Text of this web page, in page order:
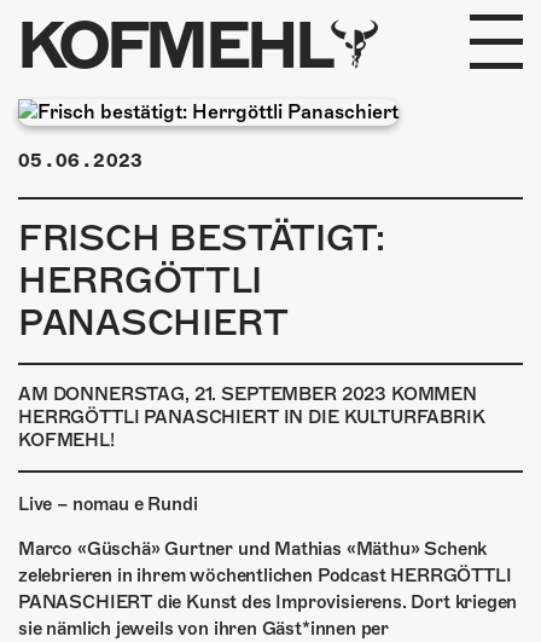
KOFMEHL
PROGRAMM
FABRIKGEFLÜSTER
GALERIE
FOTOGALERIE
PHOTOMAT
INFOS
KONTAKT
ÜBER UNS
GÖNNEREI
05.06.2023
FRISCH BESTÄTIGT:
HERRGÖTTLI
PANASCHIERT
AM DONNERSTAG, 21. SEPTEMBER 2023 KOMMEN
HERRGÖTTLI PANASCHIERT IN DIE KULTURFABRIK
KOFMEHL!
Live – nomau e Rundi
Marco «Güschä» Gurtner und Mathias «Mäthu» Schenk
zelebrieren in ihrem wöchentlichen Podcast HERRGÖTTLI
PANASCHIERT die Kunst des Improvisierens. Dort kriegen
sie nämlich jeweils von ihren Gäst*innen per